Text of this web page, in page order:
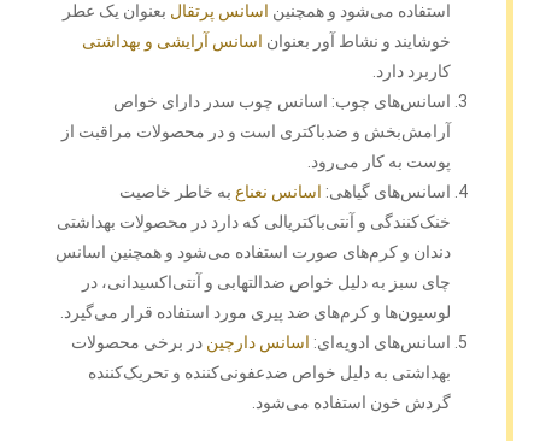
استفاده می‌شود و همچنین اسانس پرتقال بعنوان یک عطر
خوشایند و نشاط آور بعنوان اسانس آرایشی و بهداشتی
کاربرد دارد.
اسانس‌های چوب: اسانس چوب سدر دارای خواص
آرامش‌بخش و ضدباکتری است و در محصولات مراقبت از
پوست به کار می‌رود.
اسانس‌های گیاهی: اسانس نعناع به خاطر خاصیت
خنک‌کنندگی و آنتی‌باکتریالی که دارد در محصولات بهداشتی
دندان و کرم‌های صورت استفاده می‌شود و همچنین اسانس
چای سبز به دلیل خواص ضدالتهابی و آنتی‌اکسیدانی، در
لوسیون‌ها و کرم‌های ضد پیری مورد استفاده قرار می‌گیرد.
اسانس‌های ادویه‌ای: اسانس دارچین در برخی محصولات
بهداشتی به دلیل خواص ضدعفونی‌کننده و تحریک‌کننده
گردش خون استفاده می‌شود.